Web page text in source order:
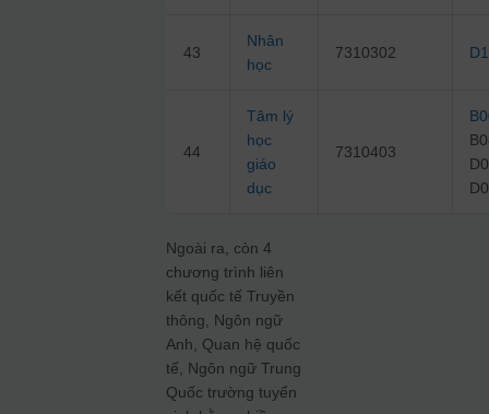
43
Nhân
học
7310302
44
Tâm lý
học
giáo
dục
7310403
Ngoài ra, còn 4
chương trình liên
kết quốc tế Truyền
thông, Ngôn ngữ
Anh, Quan hệ quốc
tế, Ngôn ngữ Trung
Quốc trường tuyển